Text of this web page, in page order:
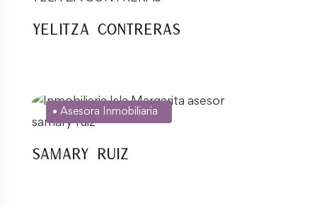
Yelitza Contreras
Asesora Inmobiliaria
Samary Ruiz